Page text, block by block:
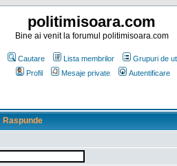
politimisoara.com
Bine ai venit la forumul politimisoara.com
Cautare Lista membrilor
Grupuri de
Profil
Mesaje private Autentificare
Raspunde